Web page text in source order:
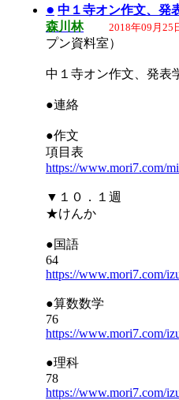
● 中１寺オン作文、発
森川林
2018年09月25
プン資料室）
中１寺オン作文、発表
●連絡
●作文
項目表
https://www.mori7.com/
▼１０．１週
★けんか
●国語
64
https://www.mori7.com/
●算数数学
76
https://www.mori7.com/
●理科
78
https://www.mori7.com/